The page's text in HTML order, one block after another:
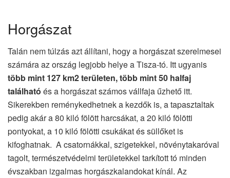
Horgászat
Talán nem túlzás azt állítani, hogy a horgászat szerelmesei
számára az ország legjobb helye a Tisza-tó. Itt ugyanis
több mint 127 km2 területen, több mint 50 halfaj
található és a horgászat számos vállfaja űzhető itt.
Sikerekben reménykedhetnek a kezdők is, a tapasztaltak
pedig akár a 80 kiló fölött harcsákat, a 20 kiló fölötti
pontyokat, a 10 kiló fölötti csukákat és süllőket is
kifoghatnak. A csatornákkal, szigetekkel, növénytakaróval
tagolt, természetvédelmi területekkel tarkított tó minden
évszakban izgalmas horgászkalandokat kínál. Az